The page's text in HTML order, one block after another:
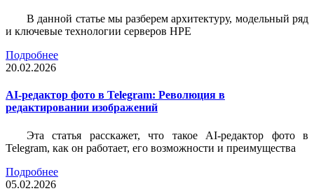
В данной статье мы разберем архитектуру, модельный ряд
и ключевые технологии серверов HPE
Подробнее
20.02.2026
AI-редактор фото в Telegram: Революция в
редактировании изображений
Эта статья расскажет, что такое AI-редактор фото в
Telegram, как он работает, его возможности и преимущества
Подробнее
05.02.2026